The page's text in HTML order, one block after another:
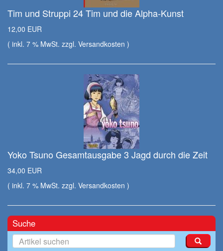
Tim und Struppi 24 Tim und die Alpha-Kunst
12,00 EUR
( inkl. 7 % MwSt. zzgl. Versandkosten )
Yoko Tsuno Gesamtausgabe 3 Jagd durch die Zeit
34,00 EUR
( inkl. 7 % MwSt. zzgl. Versandkosten )
Suche